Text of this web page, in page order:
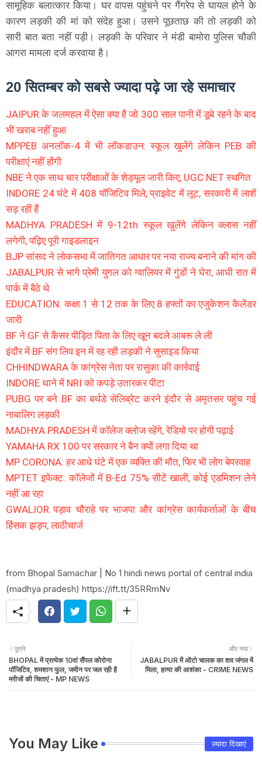
सामूहिक बलात्कार किया। घर वापस पहुंचने पर गैंगरेप से घायल होने के
कारण लड़की की मां को संदेह हुआ। उसने पूछताछ की तो लड़की को
सारी बात बता नहीं पड़ी। लड़की के परिवार ने मंडी बामोरा पुलिस चौकी
आगरा मामला दर्ज करवाया है।
20 सितम्बर को सबसे ज्यादा पढ़े जा रहे समाचार
JAIPUR के जलमहल में ऐसा क्या है जो 300 साल पानी में डूबे रहने के बाद
भी खराब नहीं हुआ
MPPEB अनलॉक-4 में भी लॉकडाउन: स्कूल खुलेंगे लेकिन PEB की
परीक्षाएं नहीं होंगी
NBE ने एक साथ चार परीक्षाओं के शेड्यूल जारी किए, UGC NET स्थगित
INDORE 24 घंटे में 408 पॉजिटिव मिले, प्राइवेट में लूट, सरकारी में लाशें
सड़ रहीं हैं
MADHYA PRADESH में 9-12th स्कूल खुलेंगे लेकिन क्लास नहीं
लगेगी, पढ़िए पूरी गाइडलाइन
BJP सांसद ने लोकसभा में जातिगत आधार पर नया राज्य बनाने की मांग की
JABALPUR से भागे प्रेमी युगल को ग्वालियर में गुंडों ने घेरा, आधी रात में
पार्क में बैठे थे
EDUCATION: कक्षा 1 से 12 तक के लिए 8 हफ्तों का एजुकेशन कैलेंडर
जारी
BF ने GF से कैंसर पीड़ित पिता के लिए खून बदले आबरू ले ली
इंदौर में BF संग लिव इन में रह रही लड़की ने सुसाइड किया
CHHINDWARA के कांग्रेस नेता पर रासुका की कार्रवाई
INDORE थाने में NRI को कपड़े उतारकर पीटा
PUBG पर बने BF का बर्थडे सेलिब्रेट करने इंदौर से अमृतसर पहुंच गई
नाबालिग लड़की
MADHYA PRADESH में कॉलेज क्लोज रहेंगे, रेडियो पर होगी पढ़ाई
YAMAHA RX 100 पर सरकार ने बैन क्यों लगा दिया था
MP CORONA: हर आधे घंटे में एक व्यक्ति की मौत, फिर भी लोग बेपरवाह
MPTET इफेक्ट: कॉलेजों में B-Ed 75% सीटें खाली, कोई एडमिशन लेने
नहीं आ रहा
GWALIOR पड़ाव चौराहे पर भाजपा और कांग्रेस कार्यकर्ताओं के बीच
हिंसक झड़प, लाठीचार्ज
from Bhopal Samachar | No 1 hindi news portal of central india
(madhya pradesh) https://ift.tt/35RRmNv
और नया
JABALPUR में ऑटो चालक का शव जंगल में
मिला, हत्या की आशंका - CRIME NEWS
पुराने
BHOPAL में प्रत्येक 10वां सैंपल कोरोना
पॉजिटिव, शमशान फुल, जमीन पर जल रही है
मरीजों की चिताएं - MP NEWS
You May Like ज़्यादा दिखाएं